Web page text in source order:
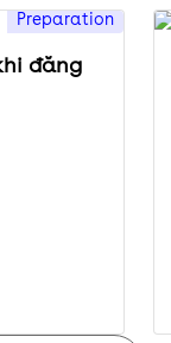
Preparation
đăng